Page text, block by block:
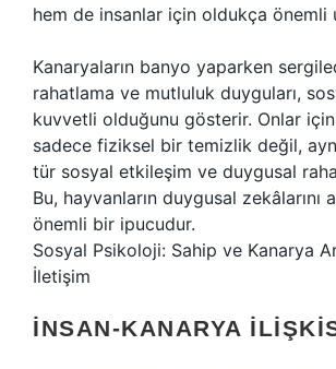
hem de insanlar için oldukça önemli
Kanaryaların banyo yaparken
rahatlama ve mutluluk duyguları,
kuvvetli olduğunu gösterir. Onlar
sadece fiziksel bir temizlik değil,
tür sosyal etkileşim ve duygusal
Bu, hayvanların duygusal zekâlarını
önemli bir ipucudur.
Sosyal Psikoloji: Sahip ve Kanarya
İletişim
İNSAN-KANARYA